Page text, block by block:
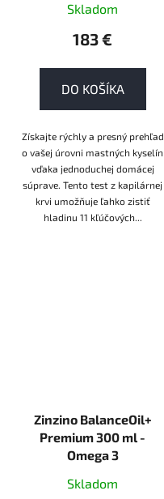
Skladom
183 €
DO KOŠÍKA
Získajte rýchly a presný prehľad
o vašej úrovni mastných kyselín
vďaka jednoduchej domácej
súprave. Tento test z kapilárnej
krvi umožňuje ľahko zistiť
hladinu 11 kľúčových...
Zinzino BalanceOil+
Premium 300 ml -
Omega 3
Skladom